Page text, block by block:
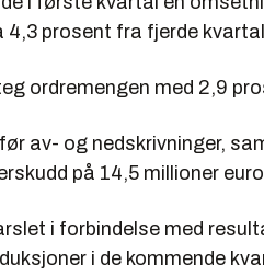
4,3 prosent fra fjerde
ordremengen med 2,9
av- og nedskrivninger,
på 14,5 millioner
i forbindelse med
i de kommende